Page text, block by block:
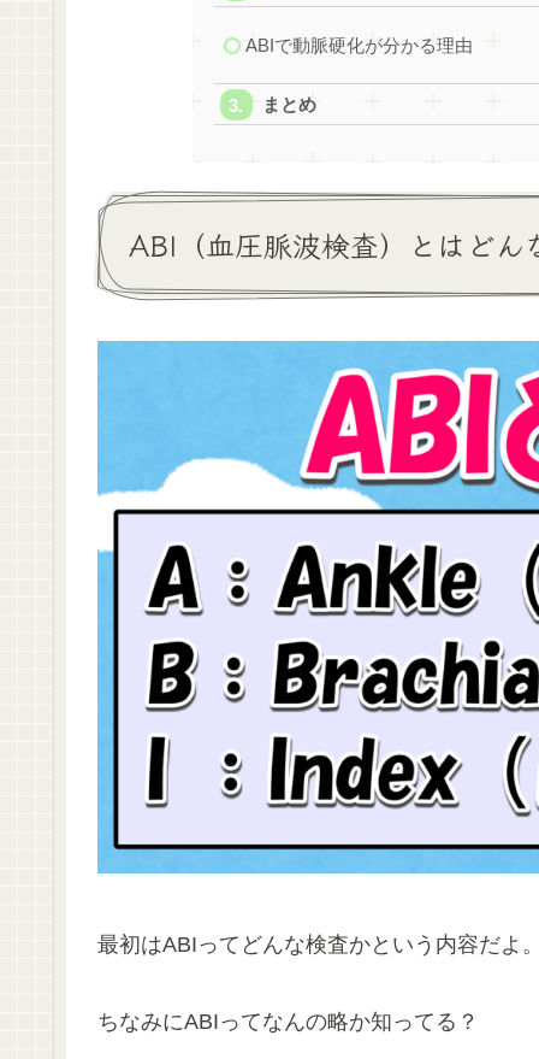
ABIで動脈硬化が分かる理由
まとめ
ABI（血圧脈波検査）とはどん
最初はABIってどんな検査かという内容だよ
ちなみにABIってなんの略か知ってる？